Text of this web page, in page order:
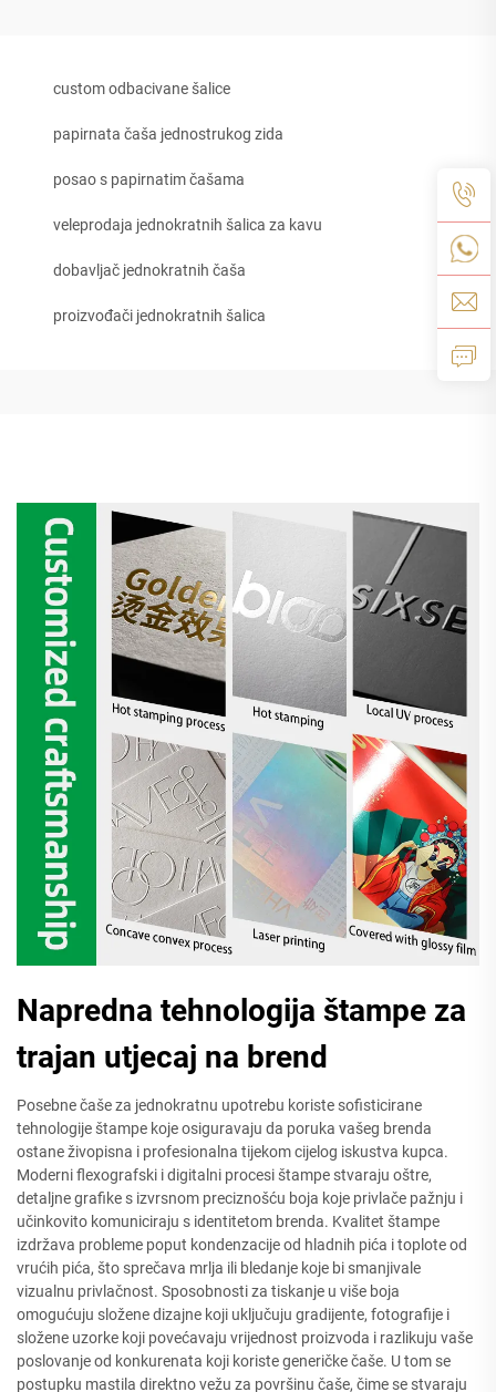
custom odbacivane šalice
papirnata čaša jednostrukog zida
posao s papirnatim čašama
veleprodaja jednokratnih šalica za kavu
dobavljač jednokratnih čaša
proizvođači jednokratnih šalica
Napredna tehnologija štampe za
trajan utjecaj na brend
Posebne čaše za jednokratnu upotrebu koriste sofisticirane
tehnologije štampe koje osiguravaju da poruka vašeg brenda
ostane živopisna i profesionalna tijekom cijelog iskustva kupca.
Moderni flexografski i digitalni procesi štampe stvaraju oštre,
detaljne grafike s izvrsnom preciznošću boja koje privlače pažnju i
učinkovito komuniciraju s identitetom brenda. Kvalitet štampe
izdržava probleme poput kondenzacije od hladnih pića i toplote od
vrućih pića, što sprečava mrlja ili bledanje koje bi smanjivale
vizualnu privlačnost. Sposobnosti za tiskanje u više boja
omogućuju složene dizajne koji uključuju gradijente, fotografije i
složene uzorke koji povećavaju vrijednost proizvoda i razlikuju vaše
poslovanje od konkurenata koji koriste generičke čaše. U tom se
postupku mastila direktno vežu za površinu čaše, čime se stvaraju